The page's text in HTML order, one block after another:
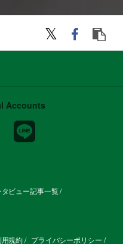
Accounts
タビュー記事一覧
用規約 プライバシーポリシー